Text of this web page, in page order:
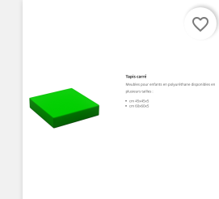
favorite_border